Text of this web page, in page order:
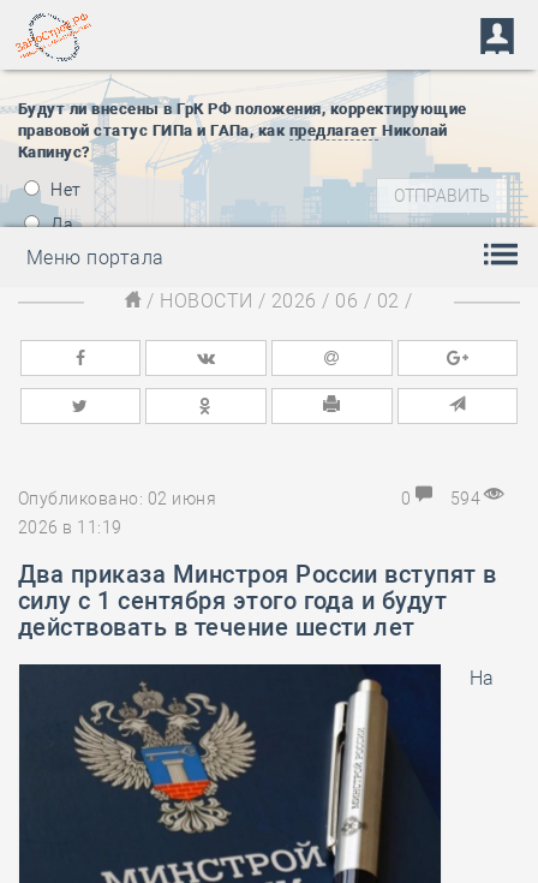
Будут ли внесены в ГрК РФ положения, корректирующие
правовой статус ГИПа и ГАПа, как предлагает Николай
Капинус?
Нет
Да
Меню портала
/ НОВОСТИ / 2026 / 06 / 02 /
Опубликовано: 02 июня
2026 в 11:19
0 594
Два приказа Минстроя России вступят в
силу с 1 сентября этого года и будут
действовать в течение шести лет
На